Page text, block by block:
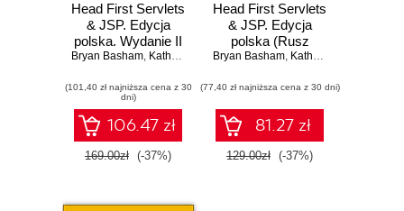
Head First Servlets
& JSP. Edycja
polska. Wydanie II
(Rusz głową!)
Bryan Basham, Kathy Sierra Bert Bates
(101,40 zł najniższa cena z 30
dni)
106.47 zł
169.00zł (-37%)
Head First Servlets
& JSP. Edycja
polska (Rusz
głową!)
Bryan Basham, Kathy Sierra
(77,40 zł najniższa cena z 30 dni)
81.27 zł
129.00zł (-37%)